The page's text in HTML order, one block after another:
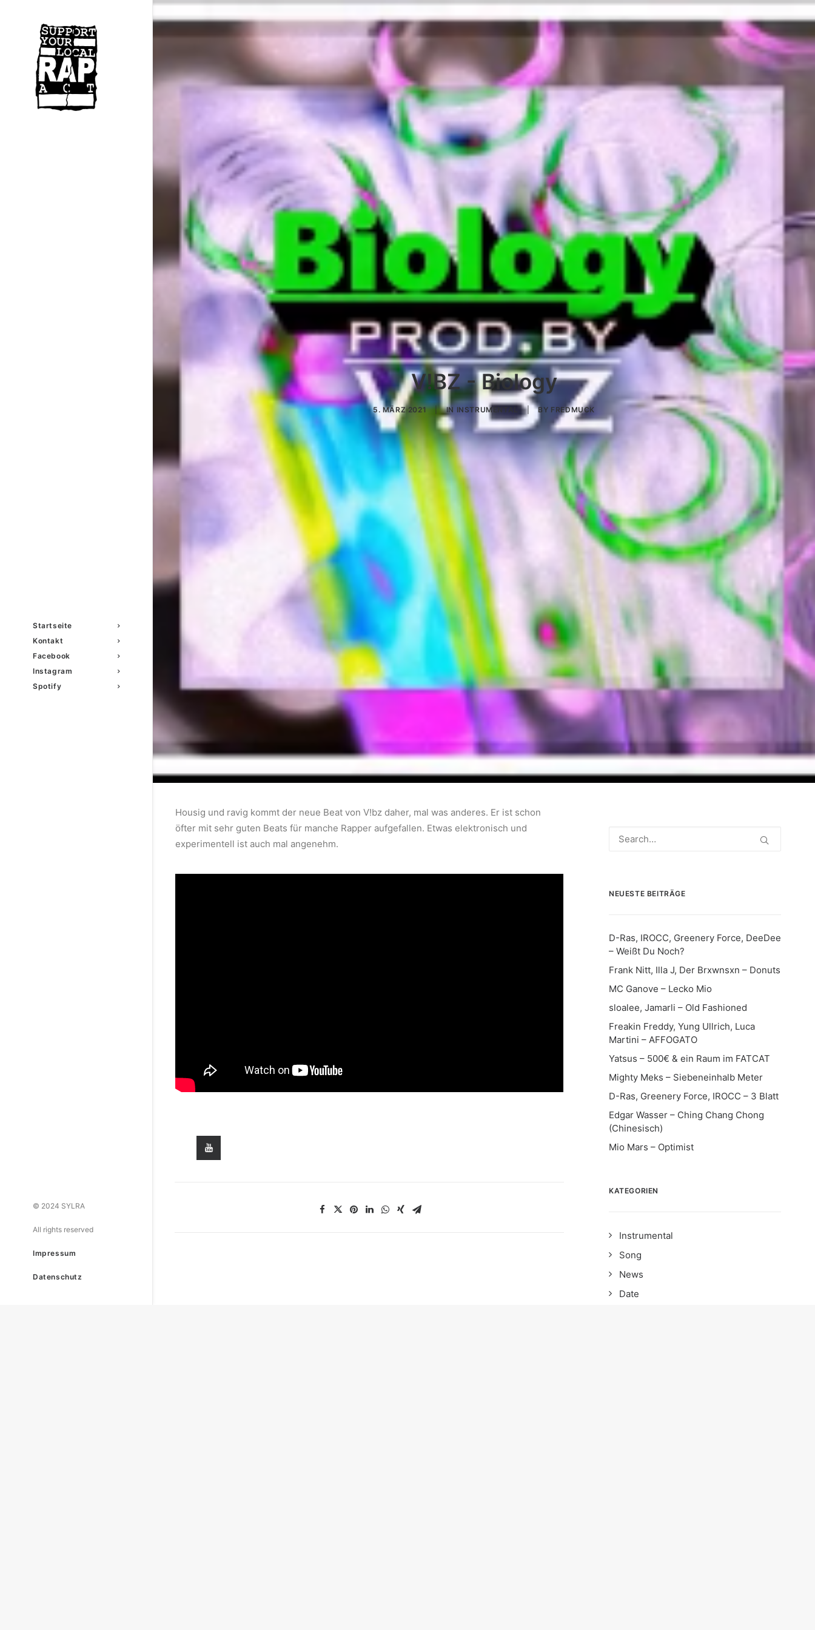
Startseite
Kontakt
Facebook
Instagram
Spotify
© 2024 SYLRA
All rights reserved
Impressum
Datenschutz
V!BZ - Biology
5. MÄRZ 2021 | IN INSTRUMENTAL | BY FREDMUCK
Housig und ravig kommt der neue Beat von V!bz daher, mal was anderes. Er ist schon
öfter mit sehr guten Beats für manche Rapper aufgefallen. Etwas elektronisch und
experimentell ist auch mal angenehm.
NEUESTE BEITRÄGE
D-Ras, IROCC, Greenery Force, DeeDee
– Weißt Du Noch?
Frank Nitt, Illa J, Der Brxwnsxn – Donuts
MC Ganove – Lecko Mio
sloalee, Jamarli – Old Fashioned
Freakin Freddy, Yung Ullrich, Luca
Martini – AFFOGATO
Yatsus – 500€ & ein Raum im FATCAT
Mighty Meks – Siebeneinhalb Meter
D-Ras, Greenery Force, IROCC – 3 Blatt
Edgar Wasser – Ching Chang Chong
(Chinesisch)
Mio Mars – Optimist
KATEGORIEN
Instrumental
Song
News
Date